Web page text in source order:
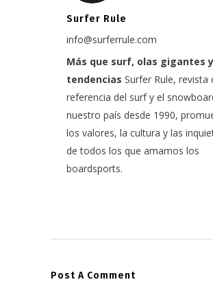
Surfer Rule
info@surferrule.com
Más que surf, olas gigantes y
tendencias Surfer Rule, revista
referencia del surf y el
nuestro país desde 1990,
los valores, la cultura y las
de todos los que amamos los
boardsports.
Post A Comment